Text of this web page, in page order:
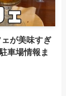
が美味すぎ
車場情報ま